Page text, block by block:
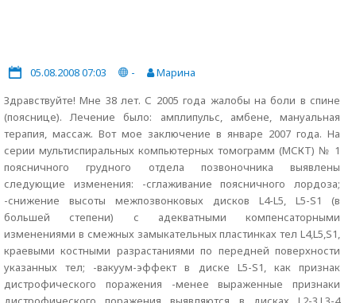
05.08.2008 07:03 -
Марина
Здравствуйте! Мне 38 лет. С 2005 года жалобы на боли в спине
(пояснице). Лечение было: амплипульс, амбене, мануальная
терапия, массаж. Вот мое заключение в январе 2007 года. На
серии мультиспиральных компьютерных томограмм (МСКТ) № 1
поясничного грудного отдела позвоночника выявлены
следующие изменения: -сглаживание поясничного лордоза;
-снижение высоты межпозвонковых дисков L4-L5, L5-S1 (в
большей степени) с адекватными компенсаторными
изменениями в смежных замыкательных пластинках тел L4,L5,S1,
краевыми костными разрастаниями по передней поверхности
указанных тел; -вакуум-эффект в диске L5-S1, как признак
дистрофического поражения -менее выраженные признаки